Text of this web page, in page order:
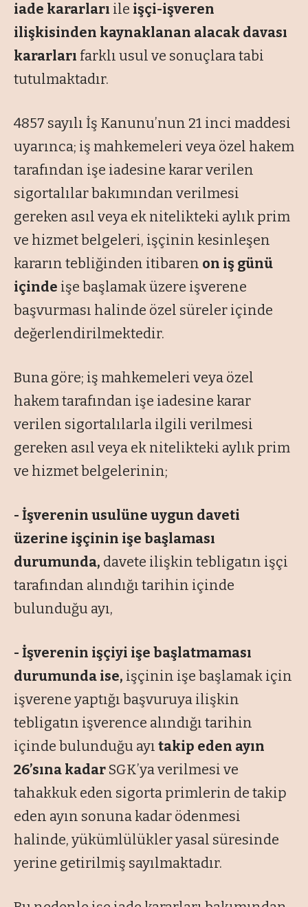
iade kararları ile işçi-işveren
ilişkisinden kaynaklanan alacak davası
kararları farklı usul ve sonuçlara tabi
tutulmaktadır.
4857 sayılı İş Kanunu’nun 21 inci maddesi
uyarınca; iş mahkemeleri veya özel hakem
tarafından işe iadesine karar verilen
sigortalılar bakımından verilmesi
gereken asıl veya ek nitelikteki aylık prim
ve hizmet belgeleri, işçinin kesinleşen
kararın tebliğinden itibaren on iş günü
içinde işe başlamak üzere işverene
başvurması halinde özel süreler içinde
değerlendirilmektedir.
Buna göre; iş mahkemeleri veya özel
hakem tarafından işe iadesine karar
verilen sigortalılarla ilgili verilmesi
gereken asıl veya ek nitelikteki aylık prim
ve hizmet belgelerinin;
- İşverenin usulüne uygun daveti
üzerine işçinin işe başlaması
durumunda, davete ilişkin tebligatın işçi
tarafından alındığı tarihin içinde
bulunduğu ayı,
- İşverenin işçiyi işe başlatmaması
durumunda ise, işçinin işe başlamak için
işverene yaptığı başvuruya ilişkin
tebligatın işverence alındığı tarihin
içinde bulunduğu ayı takip eden ayın
26’sına kadar SGK’ya verilmesi ve
tahakkuk eden sigorta primlerin de takip
eden ayın sonuna kadar ödenmesi
halinde, yükümlülükler yasal süresinde
yerine getirilmiş sayılmaktadır.